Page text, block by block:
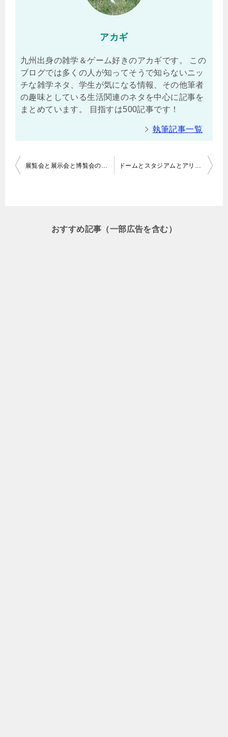
アカギ
九州出身の雑学＆ゲーム好きのアカギです。 この
ブログでは多くの人が知ってそうで知らないニッ
チな雑学ネタ、学生が気になる情報、その他筆者
の趣味としている生活関連のネタを中心に記事を
まとめています。 目指すは500記事です！
執筆記事一覧
投
展覧会と展示会と博覧会の違い！作品の種類や目的など詳しく知ろう！ ドームとスタジアムとアリーナの違い！収容人数も比較してみた！
おすすめ記事（一部広告を含む）